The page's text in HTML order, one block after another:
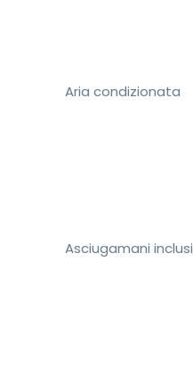
Aria condizionata
Asciugamani inclusi